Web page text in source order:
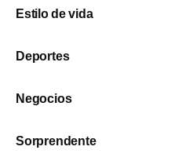
Estilo de vida
Deportes
Negocios
Sorprendente